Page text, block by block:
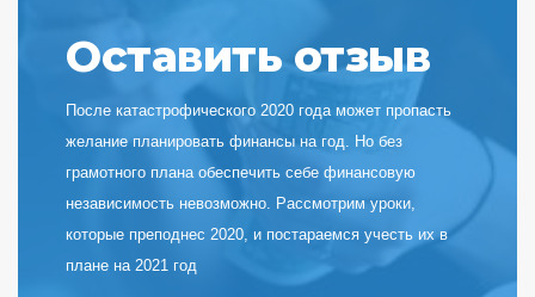
Оставить отзыв
После катастрофического 2020 года может пропасть
желание планировать финансы на год. Но без
грамотного плана обеспечить себе финансовую
независимость невозможно. Рассмотрим уроки,
которые преподнес 2020, и постараемся учесть их в
плане на 2021 год